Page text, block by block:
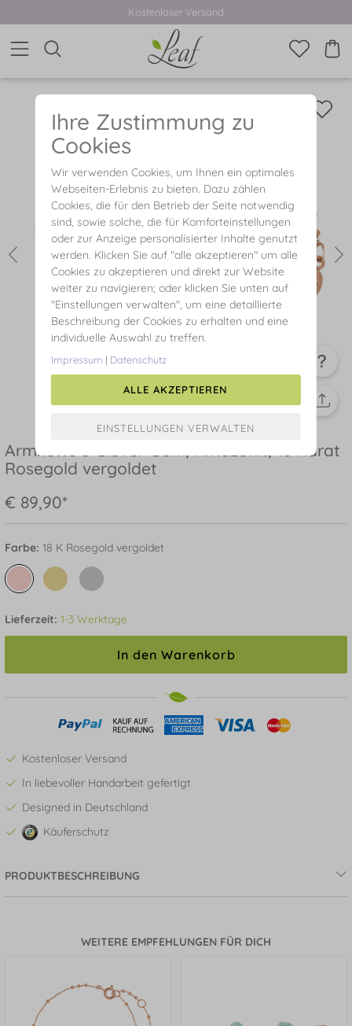
Kostenloser Versand
Armkette 3 Clover Gem, Amazonit, 18 Karat
Rosegold vergoldet
€ 89,90*
Farbe: 18 K Rosegold vergoldet
Lieferzeit: 1-3 Werktage
In den Warenkorb
Kostenloser Versand
In liebevoller Handarbeit gefertigt
Designed in Deutschland
Käuferschutz
PRODUKTBESCHREIBUNG
WEITERE EMPFEHLUNGEN FÜR DICH
Ihre Zustimmung zu
Cookies
Wir verwenden Cookies, um Ihnen ein optimales
Webseiten-Erlebnis zu bieten. Dazu zählen
Cookies, die für den Betrieb der Seite notwendig
sind, sowie solche, die für Komforteinstellungen
oder zur Anzeige personalisierter Inhalte genutzt
werden. Klicken Sie auf "alle akzeptieren" um alle
Cookies zu akzeptieren und direkt zur Website
weiter zu navigieren; oder klicken Sie unten auf
"Einstellungen verwalten", um eine detaillierte
Beschreibung der Cookies zu erhalten und eine
individuelle Auswahl zu treffen.
Impressum | Datenschutz
ALLE AKZEPTIEREN